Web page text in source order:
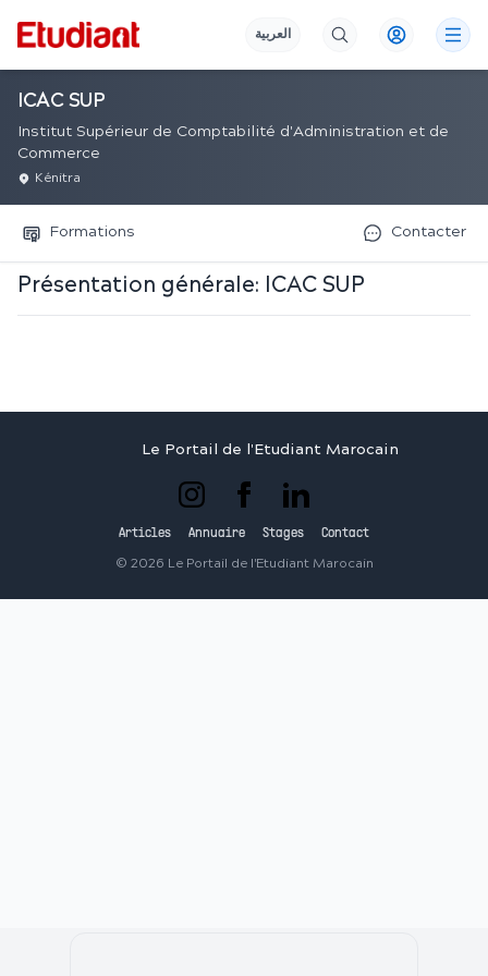
العربية
ICAC SUP
Institut Supérieur de Comptabilité d'Administration et de
Commerce
Kénitra
Formations Contacter
Présentation générale: ICAC SUP
Le Portail de l'Etudiant Marocain
Articles Annuaire Stages Contact
© 2026 Le Portail de l'Etudiant Marocain